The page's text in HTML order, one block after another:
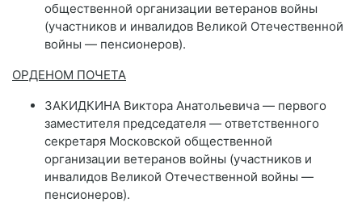
общественной организации ветеранов войны
(участников и инвалидов Великой Отечественной
войны — пенсионеров).
ОРДЕНОМ ПОЧЕТА
ЗАКИДКИНА Виктора Анатольевича — первого
заместителя председателя — ответственного
секретаря Московской общественной
организации ветеранов войны (участников и
инвалидов Великой Отечественной войны —
пенсионеров).